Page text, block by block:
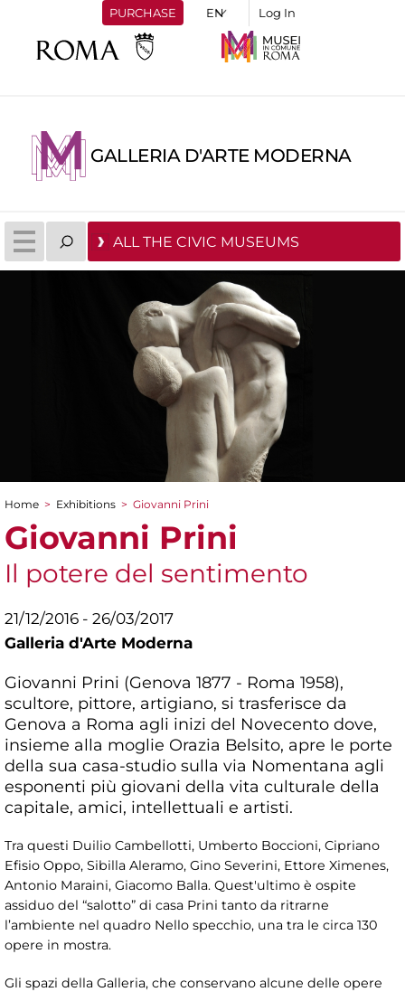
PURCHASE Log In
GALLERIA D'ARTE MODERNA
ALL THE CIVIC MUSEUMS
You are here
Home > Exhibitions > Giovanni Prini
Giovanni Prini
Il potere del sentimento
21/12/2016 - 26/03/2017
Galleria d'Arte Moderna
Giovanni Prini (Genova 1877 - Roma 1958),
scultore, pittore, artigiano, si trasferisce da
Genova a Roma agli inizi del Novecento dove,
insieme alla moglie Orazia Belsito, apre le porte
della sua casa-studio sulla via Nomentana agli
esponenti più giovani della vita culturale della
capitale, amici, intellettuali e artisti.
Tra questi Duilio Cambellotti, Umberto Boccioni, Cipriano
Efisio Oppo, Sibilla Aleramo, Gino Severini, Ettore Ximenes,
Antonio Maraini, Giacomo Balla. Quest'ultimo è ospite
assiduo del “salotto” di casa Prini tanto da ritrarne
l’ambiente nel quadro Nello specchio, una tra le circa 130
opere in mostra.
Gli spazi della Galleria, che conservano alcune delle opere